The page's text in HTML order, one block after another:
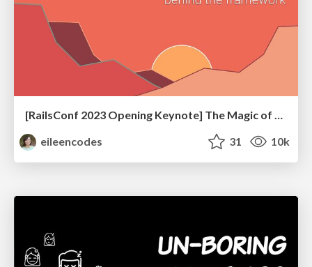
[RailsConf 2023 Opening Keynote] The Magic of Rails
eileencodes
31 10k